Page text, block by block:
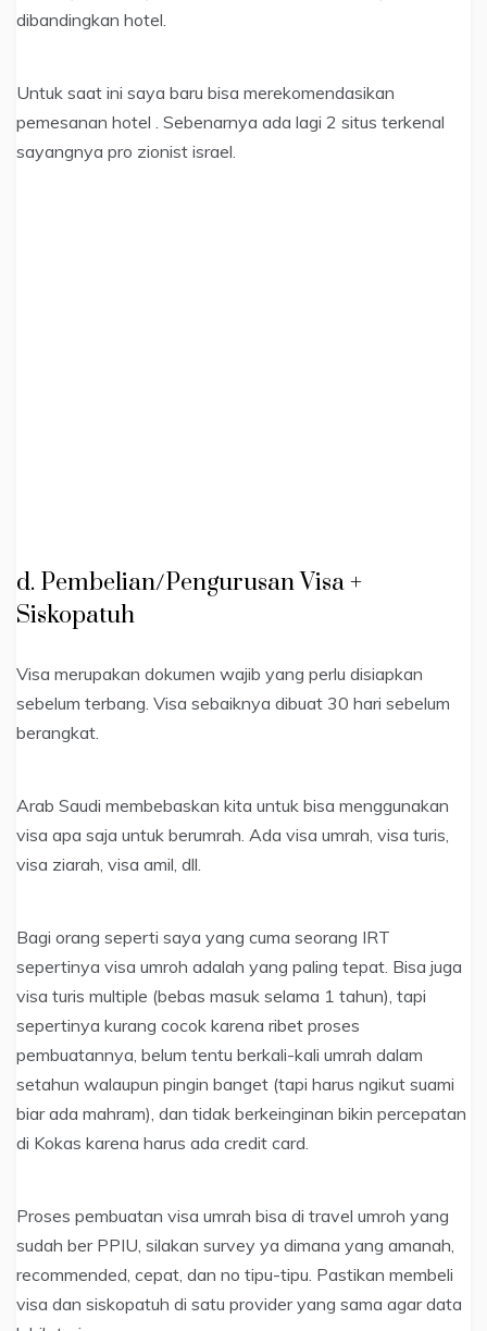
dibandingkan hotel.
Untuk saat ini saya baru bisa merekomendasikan
pemesanan hotel . Sebenarnya ada lagi 2 situs terkenal
sayangnya pro zionist israel.
d. Pembelian/Pengurusan Visa +
Siskopatuh
Visa merupakan dokumen wajib yang perlu disiapkan
sebelum terbang. Visa sebaiknya dibuat 30 hari sebelum
berangkat.
Arab Saudi membebaskan kita untuk bisa menggunakan
visa apa saja untuk berumrah. Ada visa umrah, visa turis,
visa ziarah, visa amil, dll.
Bagi orang seperti saya yang cuma seorang IRT
sepertinya visa umroh adalah yang paling tepat. Bisa juga
visa turis multiple (bebas masuk selama 1 tahun), tapi
sepertinya kurang cocok karena ribet proses
pembuatannya, belum tentu berkali-kali umrah dalam
setahun walaupun pingin banget (tapi harus ngikut suami
biar ada mahram), dan tidak berkeinginan bikin percepatan
di Kokas karena harus ada credit card.
Proses pembuatan visa umrah bisa di travel umroh yang
sudah ber PPIU, silakan survey ya dimana yang amanah,
recommended, cepat, dan no tipu-tipu. Pastikan membeli
visa dan siskopatuh di satu provider yang sama agar data